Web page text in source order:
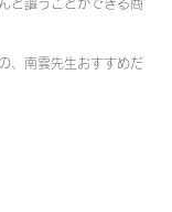
と謳うことができる商
、南雲先生おすすめだ